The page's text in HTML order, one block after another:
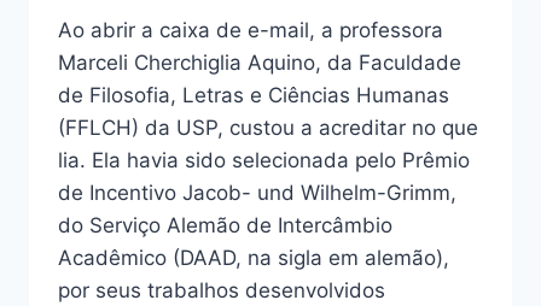
Ao abrir a caixa de e-mail, a professora
Marceli Cherchiglia Aquino, da Faculdade
de Filosofia, Letras e Ciências Humanas
(FFLCH) da USP, custou a acreditar no que
lia. Ela havia sido selecionada pelo Prêmio
de Incentivo Jacob- und Wilhelm-Grimm,
do Serviço Alemão de Intercâmbio
Acadêmico (DAAD, na sigla em alemão),
por seus trabalhos desenvolvidos